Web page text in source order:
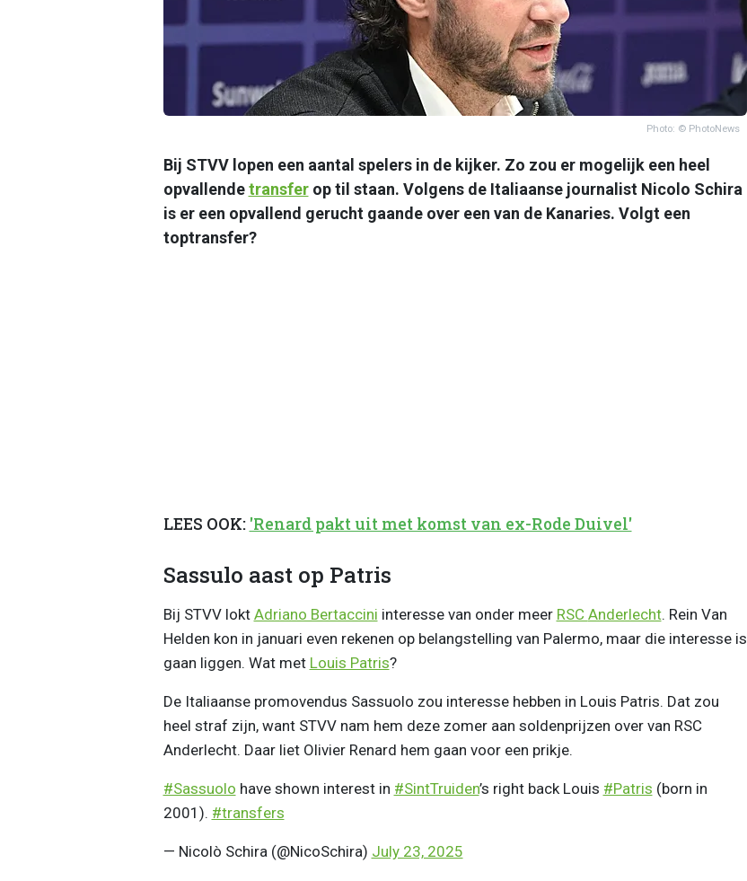
Photo: © PhotoNews
Bij STVV lopen een aantal spelers in de kijker. Zo zou er mogelijk een heel
opvallendetransferop til staan. Volgens de Italiaanse journalist Nicolo Schira
is er een opvallend gerucht gaande over een van de Kanaries. Volgt een
toptransfer?
LEES OOK: 'Renard pakt uit met komst van ex-Rode Duivel'
Sassulo aast op Patris
Bij STVV lokt Adriano Bertaccini interesse van onder meer RSC Anderlecht. Rein Van
Helden kon in januari even rekenen op belangstelling van Palermo, maar die interesse is
gaan liggen. Wat met Louis Patris?
De Italiaanse promovendus Sassuolo zou interesse hebben in Louis Patris. Dat zou
heel straf zijn, want STVV nam hem deze zomer aan soldenprijzen over van RSC
Anderlecht. Daar liet Olivier Renard hem gaan voor een prikje.
#Sassuolo have shown interest in #SintTruiden’s right back Louis #Patris (born in
2001). #transfers
— Nicolò Schira (@NicoSchira) July 23, 2025